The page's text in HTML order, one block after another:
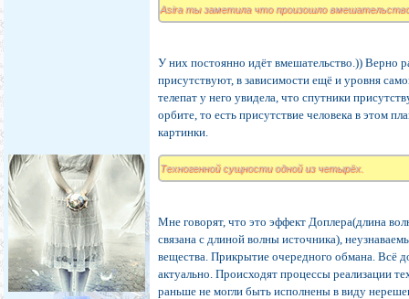
Asira ты заметила что произошло вмешательство
У них постоянно идёт вмешательство.)) Верно
присутствуют, в зависимости ещё и уровня
телепат у него увидела, что спутники
орбите, то есть присутствие человека в этом
картинки.
Техногенной сущности одной из четырёх.
Мне говорят, что это эффект Доплера(длина
связана с длиной волны источника),
вещества. Прикрытие очередного обмана. Всё
актуально. Происходят процессы реализации
раньше не могли быть исполнены в виду